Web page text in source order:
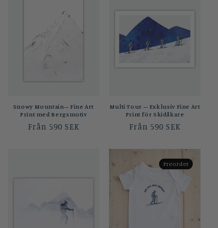
Snowy Mountain– Fine Art
Print med Bergsmotiv
Ordinarie
Från 590 SEK
Multi Tour – Exklusiv Fine Art
Print för Skidåkare
Ordinarie
Från 590 SEK
Preorder
Preorder